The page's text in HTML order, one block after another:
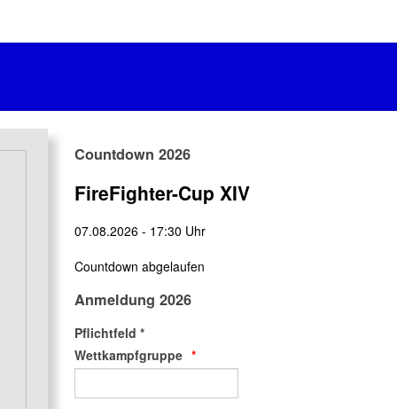
Countdown 2026
FireFighter-Cup XIV
07.08.2026- 17:30 Uhr
Countdown abgelaufen
Anmeldung 2026
Pflichtfeld *
Wettkampfgruppe